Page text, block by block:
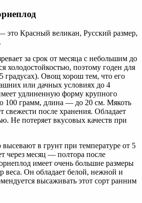
это Красный великан, Русский размер,
за срок от месяца с небольшим до
холодостойкостью, поэтому годен для
градусах). Овощ хорош тем, что его
или дачных условиях до 4
удлиненную форму крупного
100 грамм, длина — до 20 см. Мякоть
свежести после хранения. Обладает
Не потеряет вкусовых качеств при
высевают в грунт при температуре от 5
через месяц — полтора после
имеет очень большие размеры
веса. Он обладает белой, нежной и
высаживать этот сорт ранним